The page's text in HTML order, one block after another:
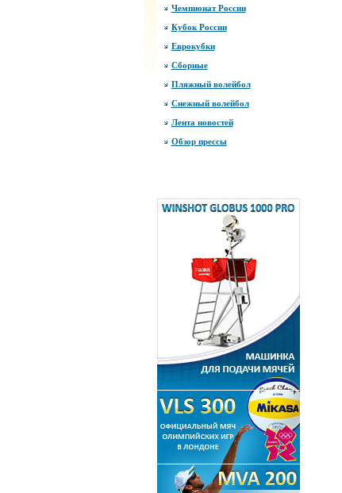
Чемпионат России
Кубок России
Еврокубки
Сборные
Пляжный волейбол
Снежный волейбол
Лента новостей
Обзор прессы